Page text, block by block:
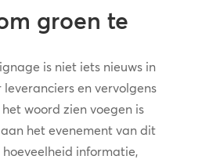
groen te
is niet iets nieuws in
en vervolgens
woord zien voegen is
het evenement van dit
informatie,